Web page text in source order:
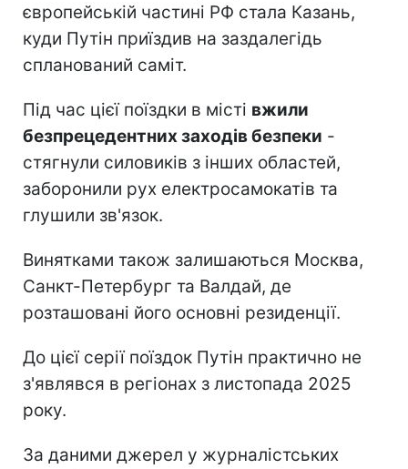
європейській частині РФ стала Казань,
куди Путін приїздив на заздалегідь
спланований саміт.
Під час цієї поїздки в місті вжили
безпрецедентних заходів безпеки -
стягнули силовиків з інших областей,
заборонили рух електросамокатів та
глушили зв'язок.
Винятками також залишаються Москва,
Санкт-Петербург та Валдай, де
розташовані його основні резиденції.
До цієї серії поїздок Путін практично не
з'являвся в регіонах з листопада 2025
року.
За даними джерел у журналістських